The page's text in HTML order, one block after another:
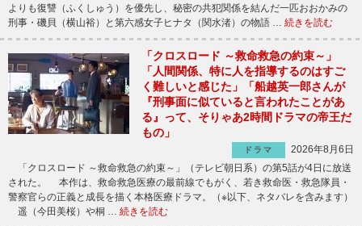
よりも復讐（ふくしゅう）を優先し、秘密の共犯関係を結んだ一匹おおかみの
刑事・磯貝（横山裕）と第六感女子ヒナタ（関水渚）の物語 … 続きを読む
「クロスロード ～救命救急の約束～」
「人間関係、特に人を指導するのはすご
く難しいと感じた」「船越英一郎さんが
『刑事面に似ていると言われたことがあ
る』って、そりゃあ2時間ドラマの帝王だ
もの」
ドラマ
2026年8月6日
「クロスロード ～救命救急の約束～」（テレビ朝日系）の第5話が4日に放送
された。 本作は、救命救急医療の最前線でもがく、若き救命医・救急隊員・
警察官らの正義と成長を描く本格医療ドラマ。（※以下、ネタバレを含みます）
遥（今田美桜）や桐 … 続きを読む